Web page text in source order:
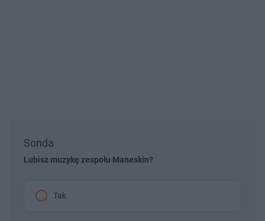
Sonda
Lubisz muzykę zespołu Maneskin?
Tak